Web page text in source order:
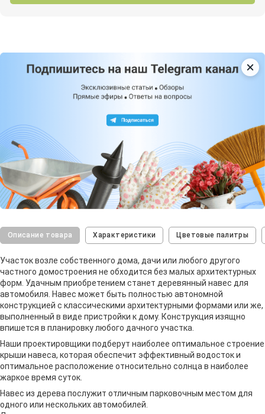
Описание товара Характеристики Цветовые палитры
Участок возле собственного дома, дачи или любого другого
частного домостроения не обходится без малых архитектурных
форм. Удачным приобретением станет деревянный навес для
автомобиля. Навес может быть полностью автономной
конструкцией с классическими архитектурными формами или же,
выполненный в виде пристройки к дому. Конструкция изящно
впишется в планировку любого дачного участка.
Наши проектировщики подберут наиболее оптимальное строение
крыши навеса, которая обеспечит эффективный водосток и
оптимальное расположение относительно солнца в наиболее
жаркое время суток.
Навес из дерева послужит отличным парковочным местом для
одного или нескольких автомобилей.